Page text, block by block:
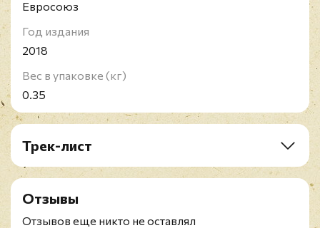
Евросоюз
Год издания
2018
Вес в упаковке (кг)
0.35
Трек-лист
A1. Vision Thing
A2. Ribbons
A3. Detonation Boulevard
A4. Something Fast
Отзывы
Отзывов еще никто не оставлял